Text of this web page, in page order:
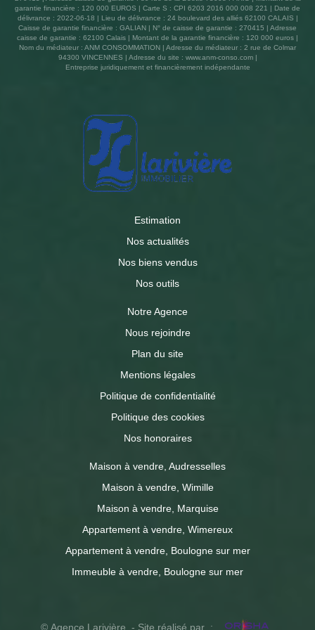
garantie financière : 120 000 EUROS | Carte S : CPI 6203 2016 000 008 221 | Date de
délivrance : 2022-06-18 | Lieu de délivrance : 24 boulevard des alliés 62100 CALAIS |
Caisse de garantie financière : GALIAN | N° de caisse de garantie : 270415 | Adresse
caisse de garantie : 62100 Calais | Montant de la garantie financière : 120 000 euros |
Nom du médiateur : ANM CONSOMMATION | Adresse du médiateur : 2 rue de Colmar
94300 VINCENNES | Adresse du site : www.anm-conso.com|
Entreprise juridiquement et financièrement indépendante
Estimation
Nos actualités
Nos biens vendus
Nos outils
Notre Agence
Nous rejoindre
Plan du site
Mentions légales
Politique de confidentialité
Politique des cookies
Nos honoraires
Maison à vendre, Audresselles
Maison à vendre, Wimille
Maison à vendre, Marquise
Appartement à vendre, Wimereux
Appartement à vendre, Boulogne sur mer
Immeuble à vendre, Boulogne sur mer
© Agence Larivière - Site réalisé par :